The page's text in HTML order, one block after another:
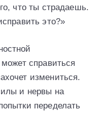
что ты страдаешь.
это?»
справиться
измениться.
и нервы на
переделать